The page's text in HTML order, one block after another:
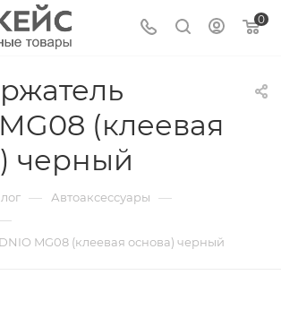
0
(клеевая
черный
— Автоаксессуары —
MG08 (клеевая основа) черный